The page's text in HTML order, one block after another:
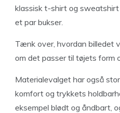
klassisk t-shirt og sweatshirt
et par bukser.
Tænk over, hvordan billedet
om det passer til tøjets form
Materialevalget har også
komfort og trykkets
eksempel blødt og åndbart,